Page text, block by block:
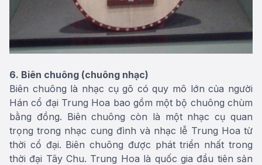
6. Biên chuông (chuông nhạc)
Biên chuông là nhạc cụ gõ có quy mô lớn của người
Hán cổ đại Trung Hoa bao gồm một bộ chuông chùm
bằng đồng. Biên chuông còn là một nhạc cụ quan
trọng trong nhạc cung đình và nhạc lễ Trung Hoa từ
thời cổ đại. Biên chuông được phát triển nhất trong
thời đại Tây Chu. Trung Hoa là quốc gia đầu tiên sản